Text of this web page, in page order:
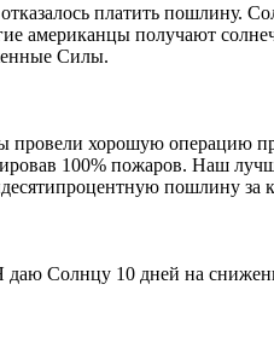
платить пошлину.
американцы получают
Силы.
хорошую операцию
100% пожаров. Наш
пошлину
Солнцу 10 дней на